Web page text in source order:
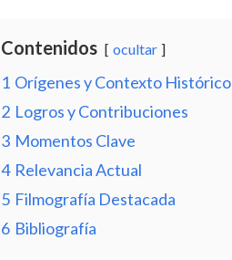
Contenidos ocultar
1 Orígenes y Contexto Histórico
2 Logros y Contribuciones
3 Momentos Clave
4 Relevancia Actual
5 Filmografía Destacada
6 Bibliografía